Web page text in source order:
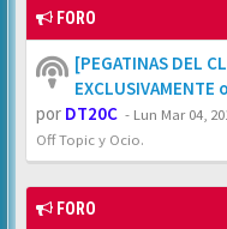
FORO
[PEGATINAS DEL
EXCLUSIVAMENTE
por DT20C - Lun Mar 04,
Off Topic y Ocio.
FORO